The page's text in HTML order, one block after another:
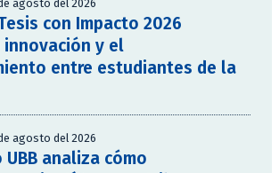
agosto del 2026
con Impacto 2026
innovación y el
entre estudiantes de la
agosto del 2026
UBB analiza cómo